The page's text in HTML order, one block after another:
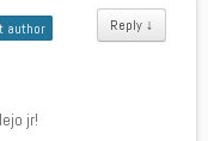
Reply ↓
author
jr!